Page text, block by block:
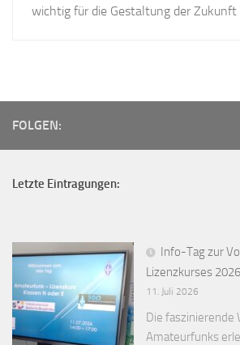
wichtig für die Gestaltung der Zukunft
FOLGEN:
Letzte Eintragungen:
Info-Tag zur
Lizenzkurses
11. Juli 2026
Die faszinierende
Amateurfunks